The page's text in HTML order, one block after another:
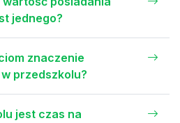
jednego?
znaczenie
przedszkolu?
jest czas na